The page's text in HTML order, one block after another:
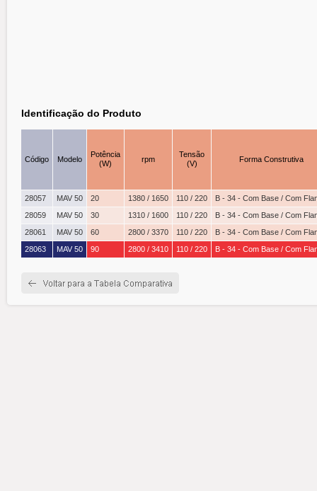
Identificação do Produto
Código Modelo
Potência
(W)
rpm
Tensão
(V)
Forma Construtiva
28057 MAV 50 20 1380 / 1650 110 / 220
B - 34 - Com Base / Com
28059
MAV 50 30 1310 / 1600 110 / 220
B - 34 - Com Base / Com
28061
MAV 50 60 2800 / 3370 110 / 220
B - 34 - Com Base / Com
28063
MAV 50 90 2800 / 3410 110 / 220 B - 34 - Com Base / Com